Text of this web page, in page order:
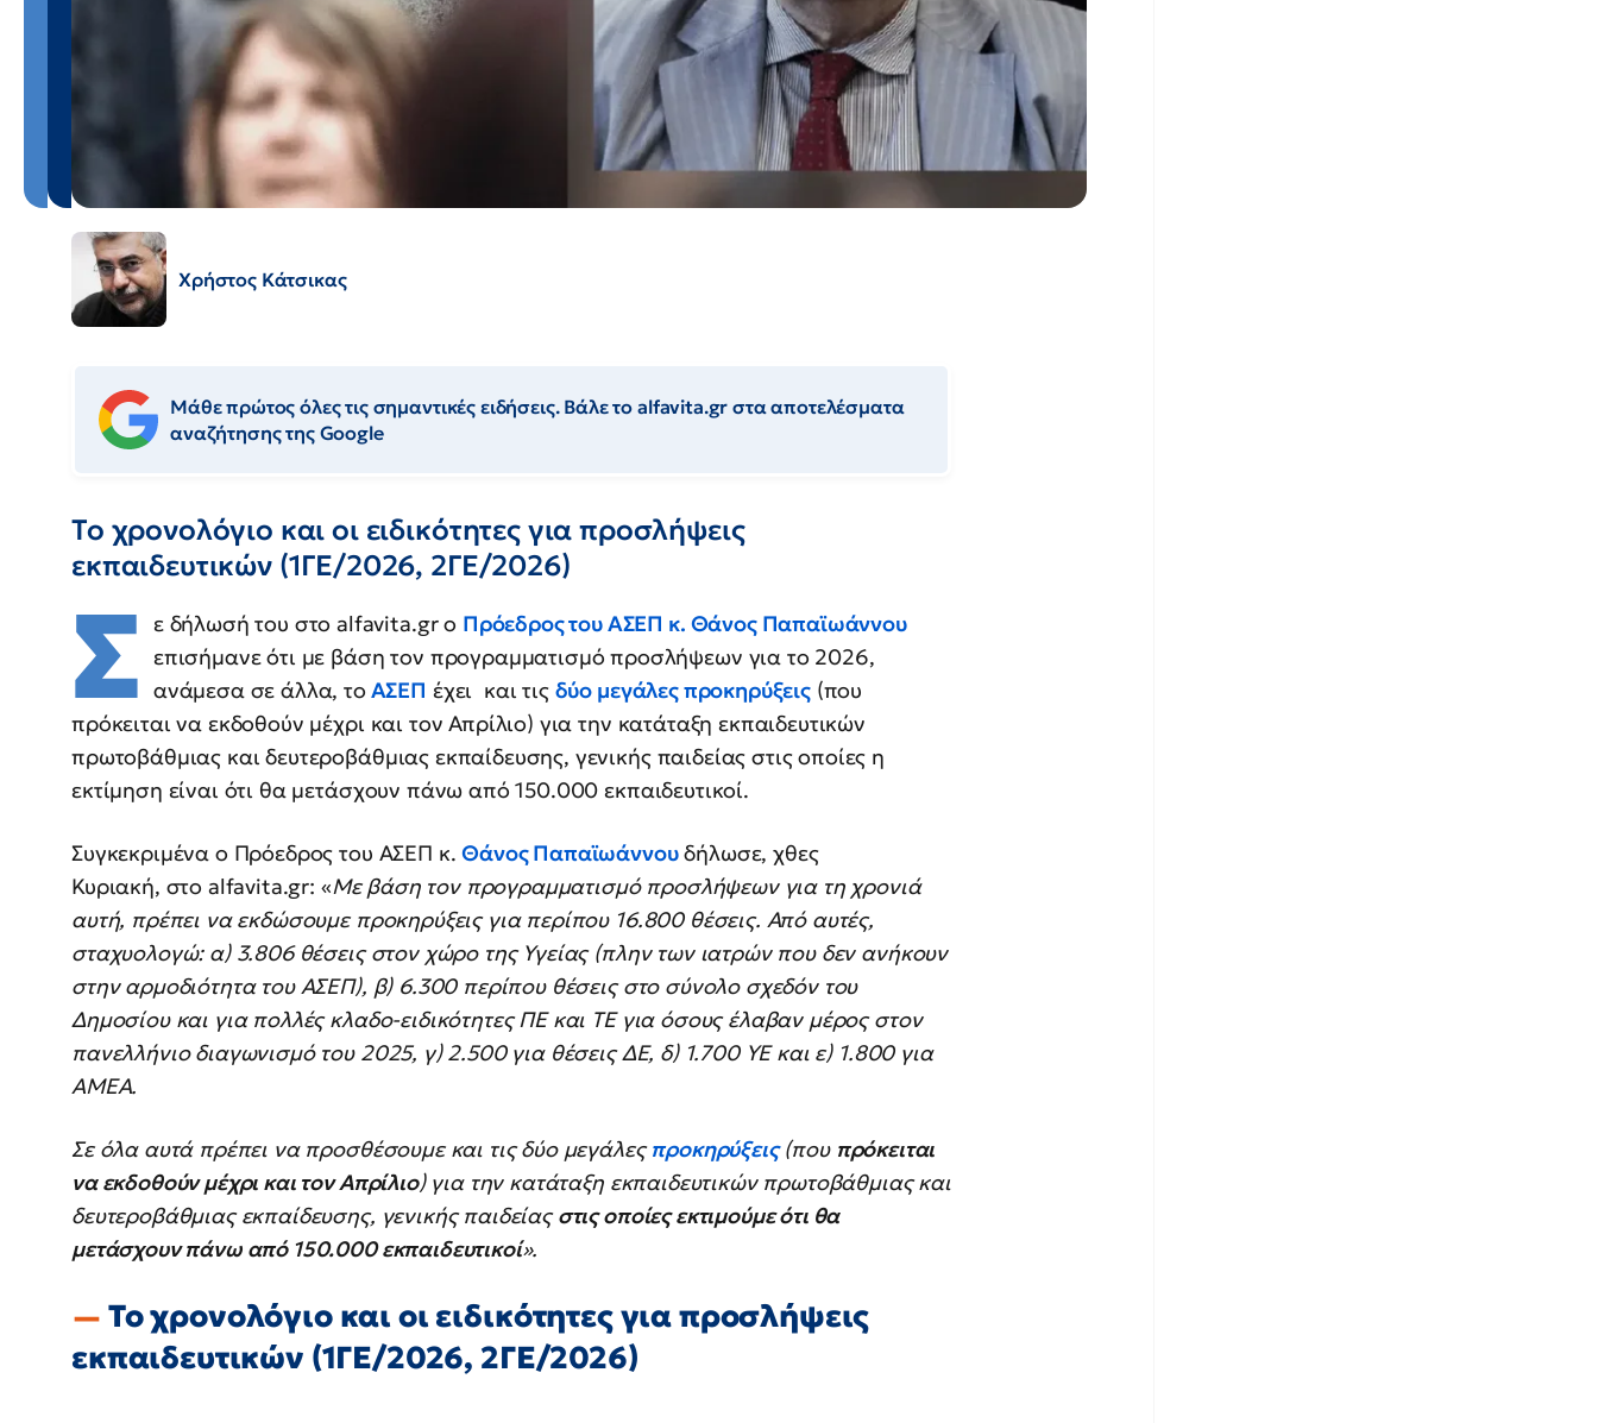
Χρήστος Κάτσικας
Μάθε πρώτος όλες τις σημαντικές ειδήσεις. Βάλε το alfavita.gr στα αποτελέσματα
αναζήτησης της Google
Το χρονολόγιο και οι ειδικότητες για προσλήψεις
εκπαιδευτικών (1ΓΕ/2026, 2ΓΕ/2026)
Σ ε δήλωσή του στο alfavita.gr ο Πρόεδρος του ΑΣΕΠ κ. Θάνος Παπαϊωάννου
επισήμανε ότι με βάση τον προγραμματισμό προσλήψεων για το 2026,
ανάμεσα σε άλλα, το ΑΣΕΠ έχει και τις δύο μεγάλες προκηρύξεις(που
πρόκειται να εκδοθούν μέχρι και τον Απρίλιο) για την κατάταξη εκπαιδευτικών
πρωτοβάθμιας και δευτεροβάθμιας εκπαίδευσης, γενικής παιδείας στις οποίες η
εκτίμηση είναι ότι θα μετάσχουν πάνω από 150.000 εκπαιδευτικοί.
Συγκεκριμένα ο Πρόεδρος του ΑΣΕΠ κ.Θάνος Παπαϊωάννουδήλωσε, χθες
Κυριακή, στο alfavita.gr: «Με βάση τον προγραμματισμό προσλήψεων για τη χρονιά
αυτή, πρέπει να εκδώσουμε προκηρύξεις για περίπου 16.800 θέσεις. Από αυτές,
σταχυολογώ: α) 3.806 θέσεις στον χώρο της Υγείας (πλην των ιατρών που δεν ανήκουν
στην αρμοδιότητα του ΑΣΕΠ), β) 6.300 περίπου θέσεις στο σύνολο σχεδόν του
Δημοσίου και για πολλές κλαδο-ειδικότητες ΠΕ και ΤΕ για όσους έλαβαν μέρος στον
πανελλήνιο διαγωνισμό του 2025, γ) 2.500 για θέσεις ΔΕ, δ) 1.700 ΥΕ και ε) 1.800 για
ΑΜΕΑ.
Σε όλα αυτά πρέπει να προσθέσουμε και τις δύο μεγάλεςπροκηρύξεις(που πρόκειται
να εκδοθούν μέχρι και τον Απρίλιο) για την κατάταξη εκπαιδευτικών πρωτοβάθμιας και
δευτεροβάθμιας εκπαίδευσης, γενικής παιδείαςστις οποίες εκτιμούμε ότι θα
μετάσχουν πάνω από 150.000 εκπαιδευτικοί».
Το χρονολόγιο και οι ειδικότητες για προσλήψεις
εκπαιδευτικών (1ΓΕ/2026, 2ΓΕ/2026)